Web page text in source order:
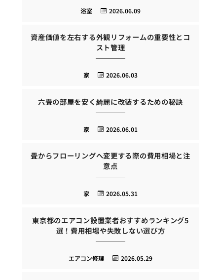
2026.06.09
浴室
資産価値を左右する外観リフォームの重要性とコ
スト管理
2026.06.03
家
六畳の部屋を安く綺麗に改装するための秘訣
2026.06.01
家
畳からフローリングへ変更する際の費用相場と注
意点
2026.05.31
家
東京都のエアコン設置業者おすすめランキング5
選！費用相場や失敗しない選び方
2026.05.29
エアコン修理